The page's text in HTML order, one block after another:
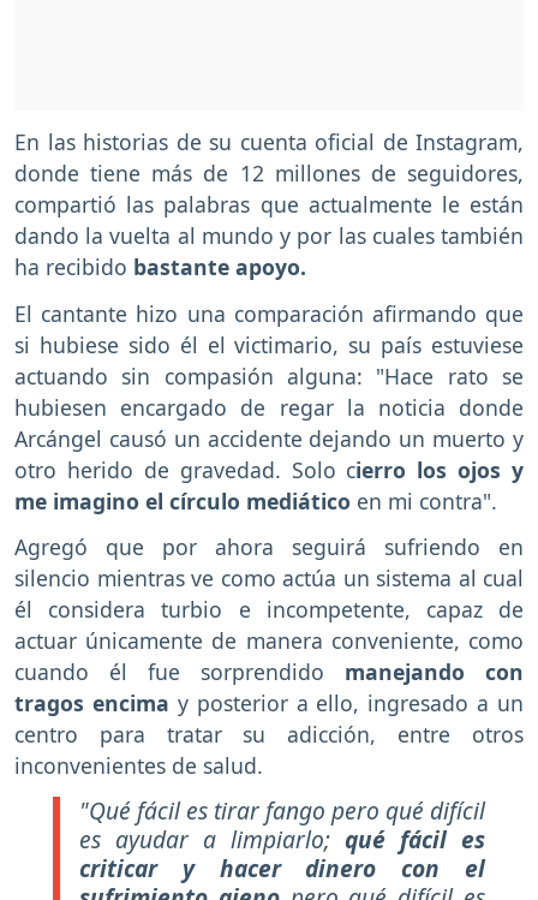
En las historias de su cuenta oficial de Instagram,
donde tiene más de 12 millones de seguidores,
compartió las palabras que actualmente le están
dando la vuelta al mundo y por las cuales también
ha recibido bastante apoyo.
El cantante hizo una comparación afirmando que
si hubiese sido él el victimario, su país estuviese
actuando sin compasión alguna: "Hace rato se
hubiesen encargado de regar la noticia donde
Arcángel causó un accidente dejando un muerto y
otro herido de gravedad. Solo cierro los ojos y
me imagino el círculo mediático en mi contra".
Agregó que por ahora seguirá sufriendo en
silencio mientras ve como actúa un sistema al cual
él considera turbio e incompetente, capaz de
actuar únicamente de manera conveniente, como
cuando él fue sorprendido manejando con
tragos encima y posterior a ello, ingresado a un
centro para tratar su adicción, entre otros
inconvenientes de salud.
"Qué fácil es tirar fango pero qué difícil
es ayudar a limpiarlo; qué fácil es
criticar y hacer dinero con el